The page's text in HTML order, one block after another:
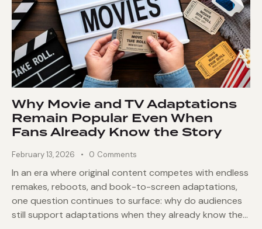
Why Movie and TV Adaptations
Remain Popular Even When
Fans Already Know the Story
February 13, 2026 0 Comments
In an era where original content competes with endless
remakes, reboots, and book-to-screen adaptations,
one question continues to surface: why do audiences
still support adaptations when they already know the…